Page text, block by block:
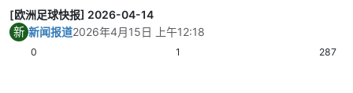
[欧洲足球快报] 2026-04-14
新 新闻报道2026年4月15日 上午12:18
0 1 287